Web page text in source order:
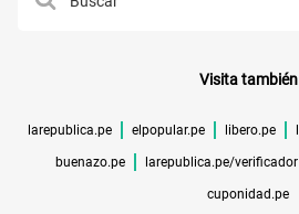
Visita también
larepublica.pe elpopular.pe libero.pe
buenazo.pe larepublica.pe/verificador
cuponidad.pe